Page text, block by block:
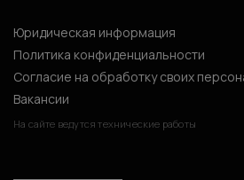
Юридическая информация
Политика конфиденциальности
Согласие на обработку своих
Вакансии
На сайте ведутся технические работы